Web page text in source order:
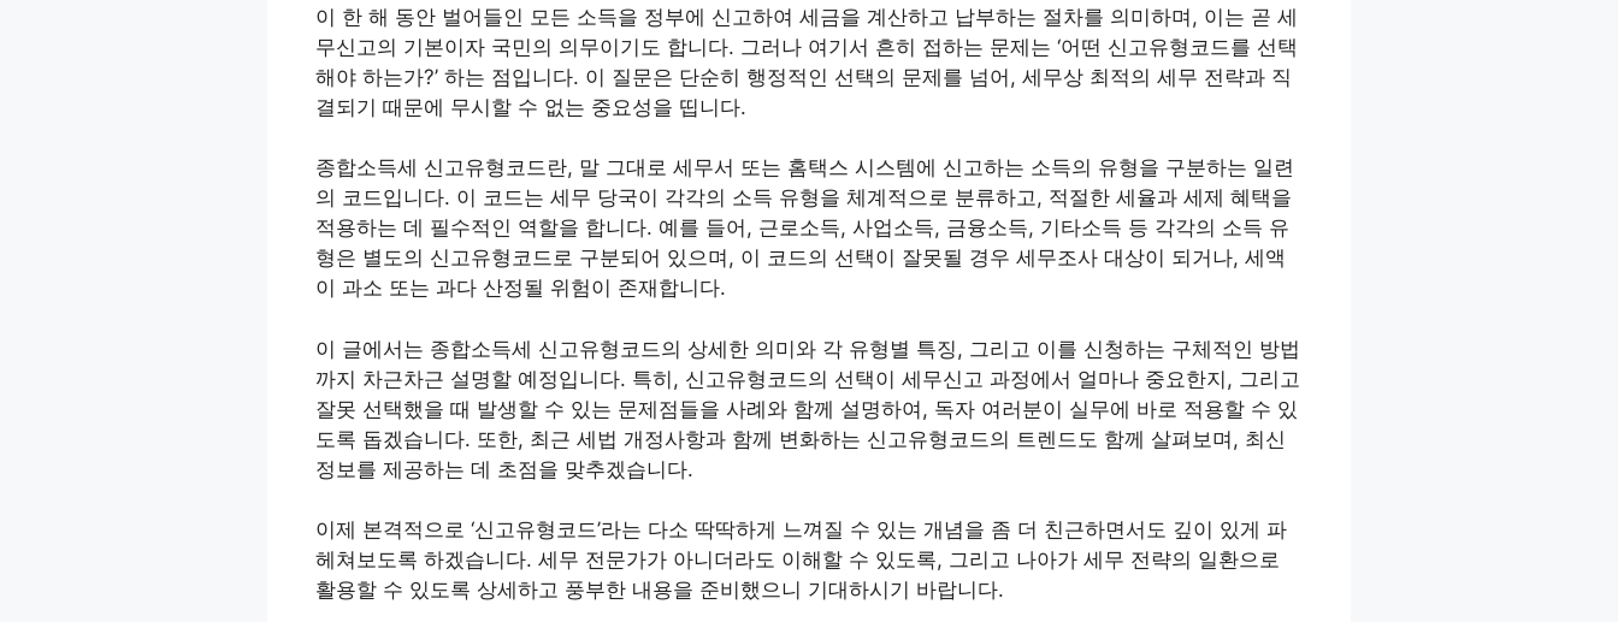
이 한 해 동안 벌어들인 모든 소득을 정부에 신고하여 세금을 계산하고 납부하는 절차를 의미하며, 이는 곧 세
무신고의 기본이자 국민의 의무이기도 합니다. 그러나 여기서 흔히 접하는 문제는 ‘어떤 신고유형코드를 선택
해야 하는가?’ 하는 점입니다. 이 질문은 단순히 행정적인 선택의 문제를 넘어, 세무상 최적의 세무 전략과 직
결되기 때문에 무시할 수 없는 중요성을 띱니다.
종합소득세 신고유형코드란, 말 그대로 세무서 또는 홈택스 시스템에 신고하는 소득의 유형을 구분하는 일련
의 코드입니다. 이 코드는 세무 당국이 각각의 소득 유형을 체계적으로 분류하고, 적절한 세율과 세제 혜택을
적용하는 데 필수적인 역할을 합니다. 예를 들어, 근로소득, 사업소득, 금융소득, 기타소득 등 각각의 소득 유
형은 별도의 신고유형코드로 구분되어 있으며, 이 코드의 선택이 잘못될 경우 세무조사 대상이 되거나, 세액
이 과소 또는 과다 산정될 위험이 존재합니다.
이 글에서는 종합소득세 신고유형코드의 상세한 의미와 각 유형별 특징, 그리고 이를 신청하는 구체적인 방법
까지 차근차근 설명할 예정입니다. 특히, 신고유형코드의 선택이 세무신고 과정에서 얼마나 중요한지, 그리고
잘못 선택했을 때 발생할 수 있는 문제점들을 사례와 함께 설명하여, 독자 여러분이 실무에 바로 적용할 수 있
도록 돕겠습니다. 또한, 최근 세법 개정사항과 함께 변화하는 신고유형코드의 트렌드도 함께 살펴보며, 최신
정보를 제공하는 데 초점을 맞추겠습니다.
이제 본격적으로 ‘신고유형코드’라는 다소 딱딱하게 느껴질 수 있는 개념을 좀 더 친근하면서도 깊이 있게 파
헤쳐보도록 하겠습니다. 세무 전문가가 아니더라도 이해할 수 있도록, 그리고 나아가 세무 전략의 일환으로
활용할 수 있도록 상세하고 풍부한 내용을 준비했으니 기대하시기 바랍니다.